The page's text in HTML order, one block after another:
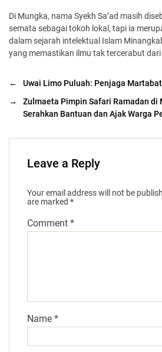
Di Mungka, nama Syekh Sa’ad masih
semata sebagai tokoh lokal, tapi ia
dalam sejarah intelektual Islam
yang memastikan ilmu tak tercerabut
←
Uwai Limo Puluah: Penjaga
→
Zulmaeta Pimpin Safari Ramadan di
Serahkan Bantuan dan Ajak Warga
Leave a Reply
Your email address will not be
are marked *
Comment *
Name *